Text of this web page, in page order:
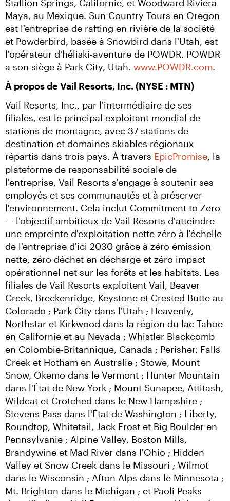
Stallion Springs, Californie, et Woodward Riviera
Maya, au Mexique. Sun Country Tours en Oregon
est l'entreprise de rafting en rivière de la société
et Powderbird, basée à Snowbird dans l'Utah, est
l'opérateur d'héliski-aventure de POWDR. POWDR
a son siège à Park City, Utah. www.POWDR.com.
À propos de Vail Resorts, Inc. (NYSE : MTN)
Vail Resorts, Inc., par l'intermédiaire de ses
filiales, est le principal exploitant mondial de
stations de montagne, avec 37 stations de
destination et domaines skiables régionaux
répartis dans trois pays. À travers EpicPromise, la
plateforme de responsabilité sociale de
l'entreprise, Vail Resorts s'engage à soutenir ses
employés et ses communautés et à préserver
l'environnement. Cela inclut Commitment to Zero
— l'objectif ambitieux de Vail Resorts d'atteindre
une empreinte d'exploitation nette zéro à l'échelle
de l'entreprise d'ici 2030 grâce à zéro émission
nette, zéro déchet en décharge et zéro impact
opérationnel net sur les forêts et les habitats. Les
filiales de Vail Resorts exploitent Vail, Beaver
Creek, Breckenridge, Keystone et Crested Butte au
Colorado ; Park City dans l'Utah ; Heavenly,
Northstar et Kirkwood dans la région du lac Tahoe
en Californie et au Nevada ; Whistler Blackcomb
en Colombie-Britannique, Canada ; Perisher, Falls
Creek et Hotham en Australie ; Stowe, Mount
Snow, Okemo dans le Vermont ; Hunter Mountain
dans l'État de New York ; Mount Sunapee, Attitash,
Wildcat et Crotched dans le New Hampshire ;
Stevens Pass dans l'État de Washington ; Liberty,
Roundtop, Whitetail, Jack Frost et Big Boulder en
Pennsylvanie ; Alpine Valley, Boston Mills,
Brandywine et Mad River dans l'Ohio ; Hidden
Valley et Snow Creek dans le Missouri ; Wilmot
dans le Wisconsin ; Afton Alps dans le Minnesota ;
Mt. Brighton dans le Michigan ; et Paoli Peaks